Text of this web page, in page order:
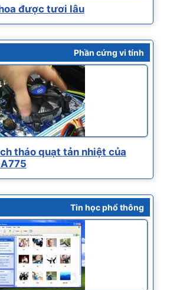
được tươi lâu
Phần cứng vi tính
tháo quạt tản nhiệt của
Tin học phổ thông